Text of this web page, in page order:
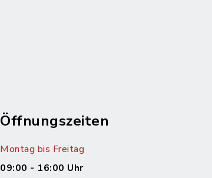
Öffnungszeiten
Montag bis Freitag
09:00 - 16:00 Uhr